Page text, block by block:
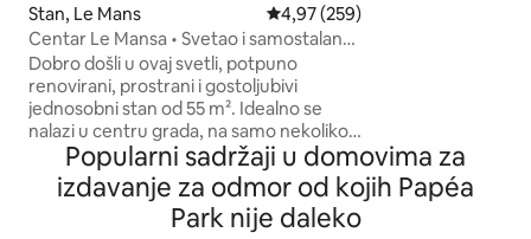
Stan, Le Mans Prosečna ocena 4,97 od 5,
4,97 (259)
Centar Le Mansa • Svetao i samostalan
apartman
Dobro došli u ovaj svetli, potpuno
renovirani, prostrani i gostoljubivi
jednosobni stan od 55 m². Idealno se
nalazi u centru grada, na samo nekoliko
koraka od prefekture i na manje od 10
minuta hoda od železničke stanice,
savršen je za poslovno putovanje ili
romantični odmor. Unutra ćete pronaći:
Popularni sadržaji u domovima za
izdavanje za odmor od kojih Papéa
Park nije daleko